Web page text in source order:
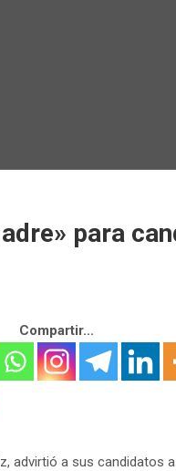
para
Compartir...
advirtió a sus candidatos